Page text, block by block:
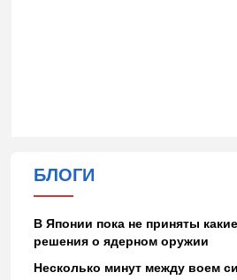
БЛОГИ
В Японии пока не приняты
решения о ядерном оружии
Несколько минут между воем